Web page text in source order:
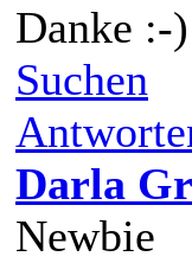
Danke :-)
Suchen
Darla
Newbie